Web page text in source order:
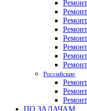
Российские
ПО ЗАДАЧАМ